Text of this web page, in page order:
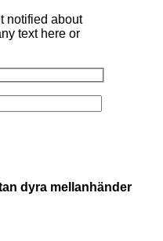
notified about
text here or
dyra mellanhänder